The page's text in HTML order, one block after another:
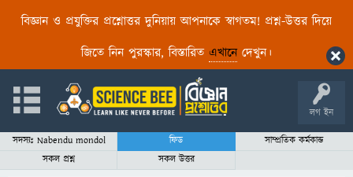
বিজ্ঞান ও প্রযুক্তির প্রশ্নোত্তর দুনিয়ায় আপনাকে স্বাগতম! প্রশ্ন-উত্তর দিয়ে
জিতে নিন পুরস্কার, বিস্তারিত এখানেদেখুন।
লগ ইন
সদস্যঃ Nabendu mondol ফিড
সাম্প্রতিক কর্মকান্ড
সকল প্রশ্ন
সকল উত্তর